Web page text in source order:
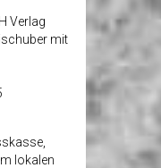
Verlag
mit
lokalen